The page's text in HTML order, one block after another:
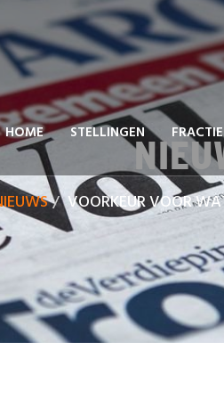
HOME STELLINGEN FRACTIE
VOORKEUR VOOR